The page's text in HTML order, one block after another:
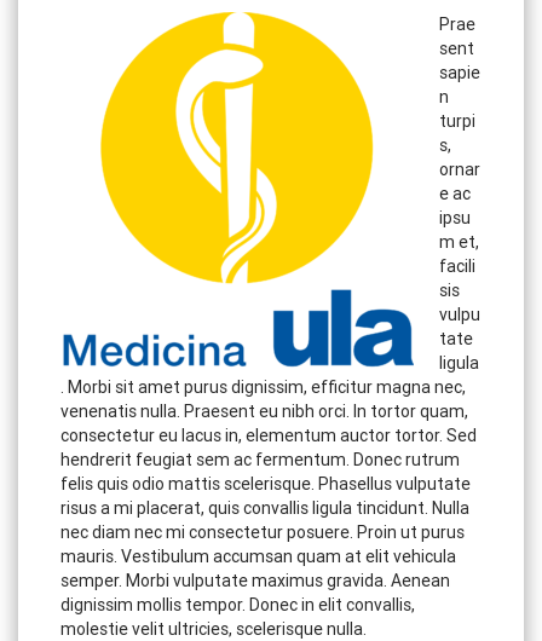
Prae
sent
sapie
n
turpi
s,
ornar
e ac
ipsu
m et,
facili
sis
vulpu
tate
ligula
. Morbi sit amet purus dignissim, efficitur magna nec,
venenatis nulla. Praesent eu nibh orci. In tortor quam,
consectetur eu lacus in, elementum auctor tortor. Sed
hendrerit feugiat sem ac fermentum. Donec rutrum
felis quis odio mattis scelerisque. Phasellus vulputate
risus a mi placerat, quis convallis ligula tincidunt. Nulla
nec diam nec mi consectetur posuere. Proin ut purus
mauris. Vestibulum accumsan quam at elit vehicula
semper. Morbi vulputate maximus gravida. Aenean
dignissim mollis tempor. Donec in elit convallis,
molestie velit ultricies, scelerisque nulla.